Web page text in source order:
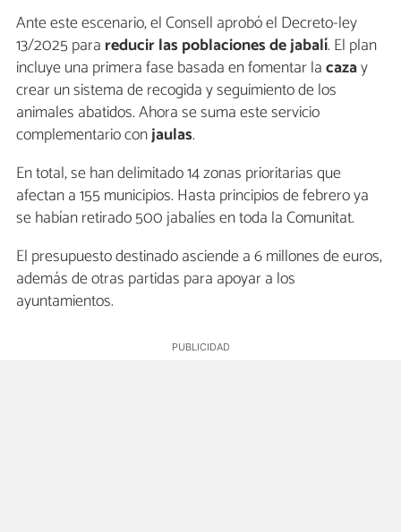
Ante este escenario, el Consell aprobó el Decreto-ley
13/2025 para reducir las poblaciones de jabalí. El plan
incluye una primera fase basada en fomentar lacazay
crear un sistema de recogida y seguimiento de los
animales abatidos. Ahora se suma este servicio
complementario conjaulas.
En total, se han delimitado 14 zonas prioritarias que
afectan a 155 municipios. Hasta principios de febrero ya
se habían retirado 500 jabalíes en toda la Comunitat.
El presupuesto destinado asciende a 6 millones de euros,
además de otras partidas para apoyar a los
ayuntamientos.